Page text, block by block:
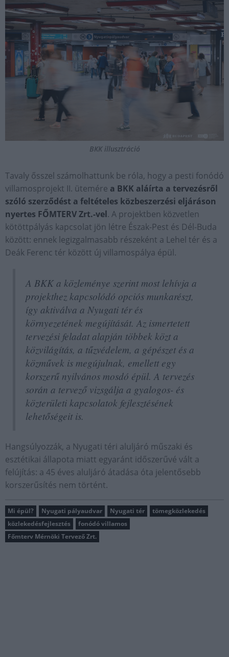
BKK illusztráció
Tavaly ősszel számolhattunk be róla, hogy a pesti fonódó
villamosprojekt II. ütemére a BKK aláírta a tervezésről
szóló szerződést a feltételes közbeszerzési eljáráson
nyertes FŐMTERV Zrt.-vel. A projektben közvetlen
kötöttpályás kapcsolat jön létre Észak-Pest és Dél-Buda
között: ennek legizgalmasabb részeként a Lehel tér és a
Deák Ferenc tér között új villamospálya épül.
A BKK a közleménye szerint most lehívja a
projekthez kapcsolódó opciós munkarészt,
így aktiválva a Nyugati tér és
környezetének megújítását. Az ismertetett
tervezési feladat alapján többek közt a
közvilágítás, a tűzvédelem, a gépészet és a
közművek is megújulnak, emellett egy
korszerű nyilvános mosdó épül. A tervezés
során a tervező vizsgálja a gyalogos- és
közterületi kapcsolatok fejlesztésének
lehetőségeit is.
Hangsúlyozzák, a Nyugati téri aluljáró műszaki és
esztétikai állapota miatt egyaránt időszerűvé vált a
felújítás: a 45 éves aluljáró átadása óta jelentősebb
korszerűsítés nem történt.
Mi épül? Nyugati pályaudvar Nyugati tér
tömegközlekedés
közlekedésfejlesztés
fonódó villamos
Főmterv Mérnöki Tervező Zrt.